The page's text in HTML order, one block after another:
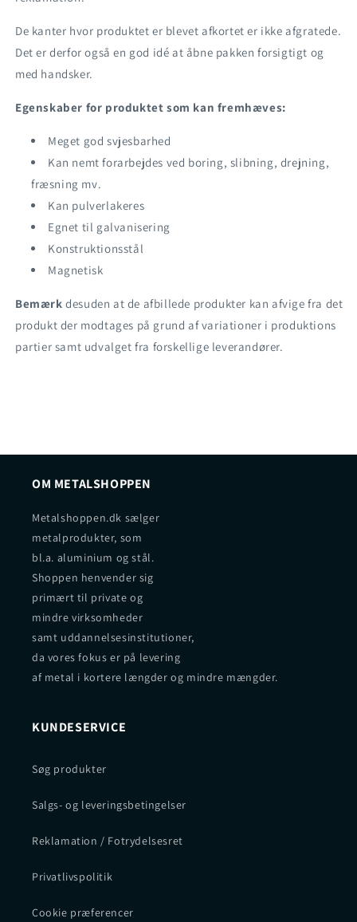
De kanter hvor produktet er blevet afkortet er ikke afgratede.
Det er derfor også en god idé at åbne pakken forsigtigt og
med handsker.
Egenskaber for produktet som kan fremhæves:
Meget god svjesbarhed
Kan nemt forarbejdes ved boring, slibning, drejning,
fræsning mv.
Kan pulverlakeres
Egnet til galvanisering
Konstruktionsstål
Magnetisk
Bemærk desuden at de afbillede produkter kan afvige fra det
produkt der modtages på grund af variationer i produktions
partier samt udvalget fra forskellige leverandører.
OM METALSHOPPEN
Metalshoppen.dk sælger
metalprodukter, som
bl.a. aluminium og stål.
Shoppen henvender sig
primært til private og
mindre virksomheder
samt uddannelsesinstitutioner,
da vores fokus er på levering
af metal i kortere længder og mindre mængder.
KUNDESERVICE
Søg produkter
Salgs- og leveringsbetingelser
Reklamation / Fotrydelsesret
Privatlivspolitik
Cookie præferencer